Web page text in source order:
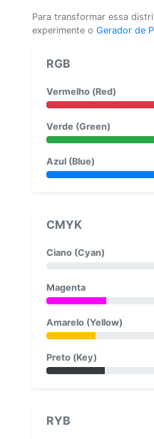
Para transformar essa
experimente o Gerador de
RGB
Vermelho (Red)
Verde (Green)
Azul (Blue)
CMYK
Ciano (Cyan)
Magenta
Amarelo (Yellow)
Preto (Key)
RYB